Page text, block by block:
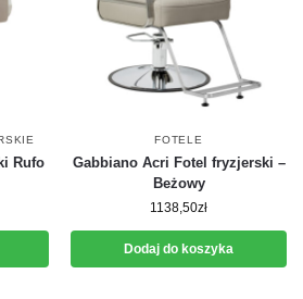
Rufo
FOTELE
Gabbiano Acri Fotel fryzjerski –
Beżowy
1138,50zł
Dodaj do koszyka